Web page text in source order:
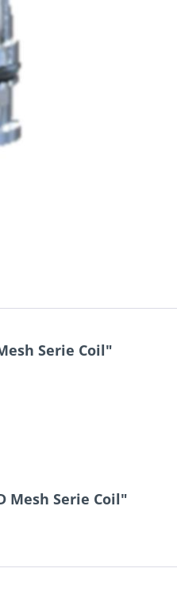
Serie Coil"
Mesh Serie Coil"